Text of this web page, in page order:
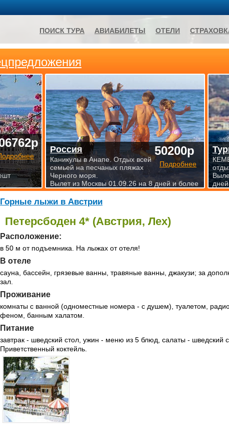
Горные лыжи в Австрии
Петерсбоден 4* (Австрия, Лех)
Расположение:
в 50 м от подъемника. На лыжах от отеля!
В отеле
сауна, бассейн, грязевые ванны, травяные ванны, джакузи; за
зал.
Проживание
комнаты с ванной (одноместные номера - с душем), туалетом,
феном, банным халатом.
Питание
завтрак - шведский стол, ужин - меню из 5 блюд, салаты - шведский
Приветственный коктейль.
50200р
Подробнее
Россия
Каникулы в Анапе. Отдых всей
семьей на песчаных пляжах
Черного моря.
Вылет из Москвы 01.09.26 на 8 дней и более
дней
ПОИСК ТУРА АВИАБИЛЕТЫ ОТЕЛИ